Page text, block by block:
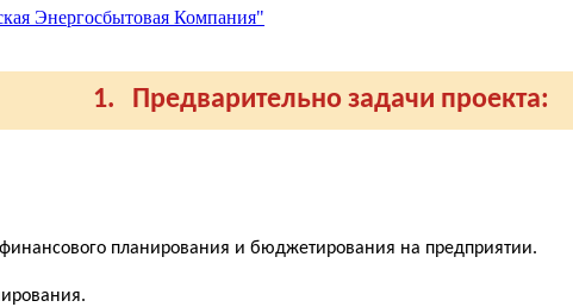
Энергосбытовая Компания"
1. Предварительно задачи проекта:
планирования и бюджетирования на предприятии.